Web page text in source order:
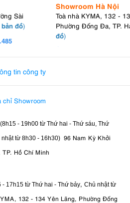
Sài
đồ)
Showroom Hà Nội
Toà nhà KYMA, 132 -
Phường Đống Đa, TP.
đồ)
tin công ty
chỉ Showroom
(8h15 - 19h00 từ Thứ hai - Thứ sáu, Thứ
nhật từ 8h30 - 16h30) 96 Nam Kỳ Khởi
Hồ Chí Minh
- 17h15 từ Thứ hai - Thứ bảy, Chủ nhật từ
132 - 134 Yên Lãng, Phường Đống